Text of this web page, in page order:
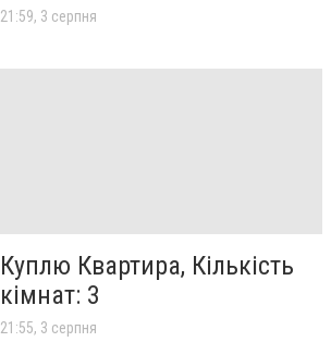
21:59, 3 серпня
Куплю Квартира, Кількість
кімнат: 3
21:55, 3 серпня